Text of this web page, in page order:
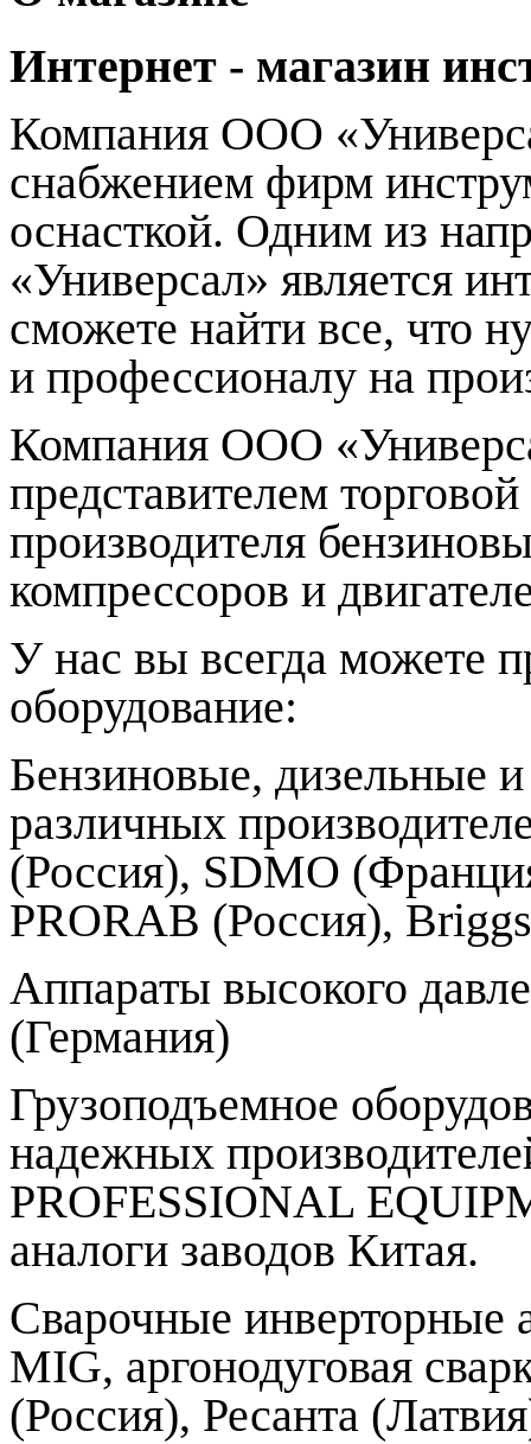
Интернет - магазин
Компания ООО
снабжением фирм
оснасткой. Одним из
«Универсал» является
сможете найти все, что
и профессионалу на
Компания ООО
представителем
производителя
компрессоров и
У нас вы всегда можете
оборудование:
Бензиновые, дизельные
различных
(Россия), SDMO
PRORAB (Россия),
Аппараты высокого
(Германия)
Грузоподъемное
надежных
PROFESSIONAL
аналоги заводов Китая.
Сварочные инверторные
MIG, аргонодуговая
(Россия), Ресанта